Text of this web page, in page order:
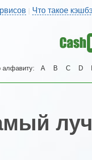
| Что такое
алфавиту: A B C D